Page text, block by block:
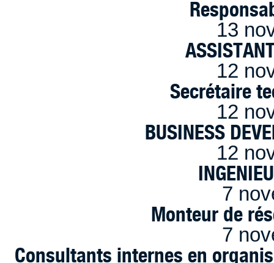
13
12
Secrétaire
12
BUSINESS
12
7
Monteur de
7
Consultants internes en